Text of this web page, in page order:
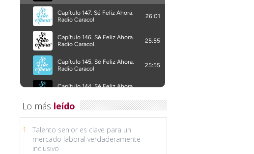
Lo más leído
1
Talento senior es clave para un
mercado laboral verdaderamente
inclusivo